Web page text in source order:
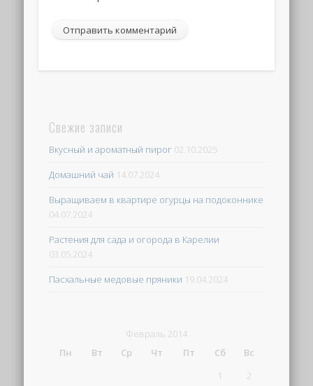
Свежие записи
Вкусный и ароматный пирог 02.10.2025
Домашний чай 14.07.2024
Выращиваем в квартире огурцы на подоконнике
04.07.2024
Растения для сада и огорода в Карелии
03.05.2024
Пасхальные медовые пряники 19.04.2024
Февраль 2014
Пн
Вт Ср Чт Пт Сб
Вс
1
2